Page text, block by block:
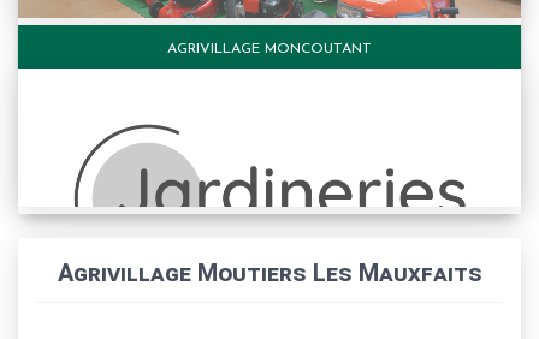
AGRIVILLAGE MONCOUTANT
Agrivillage Moutiers Les Mauxfaits